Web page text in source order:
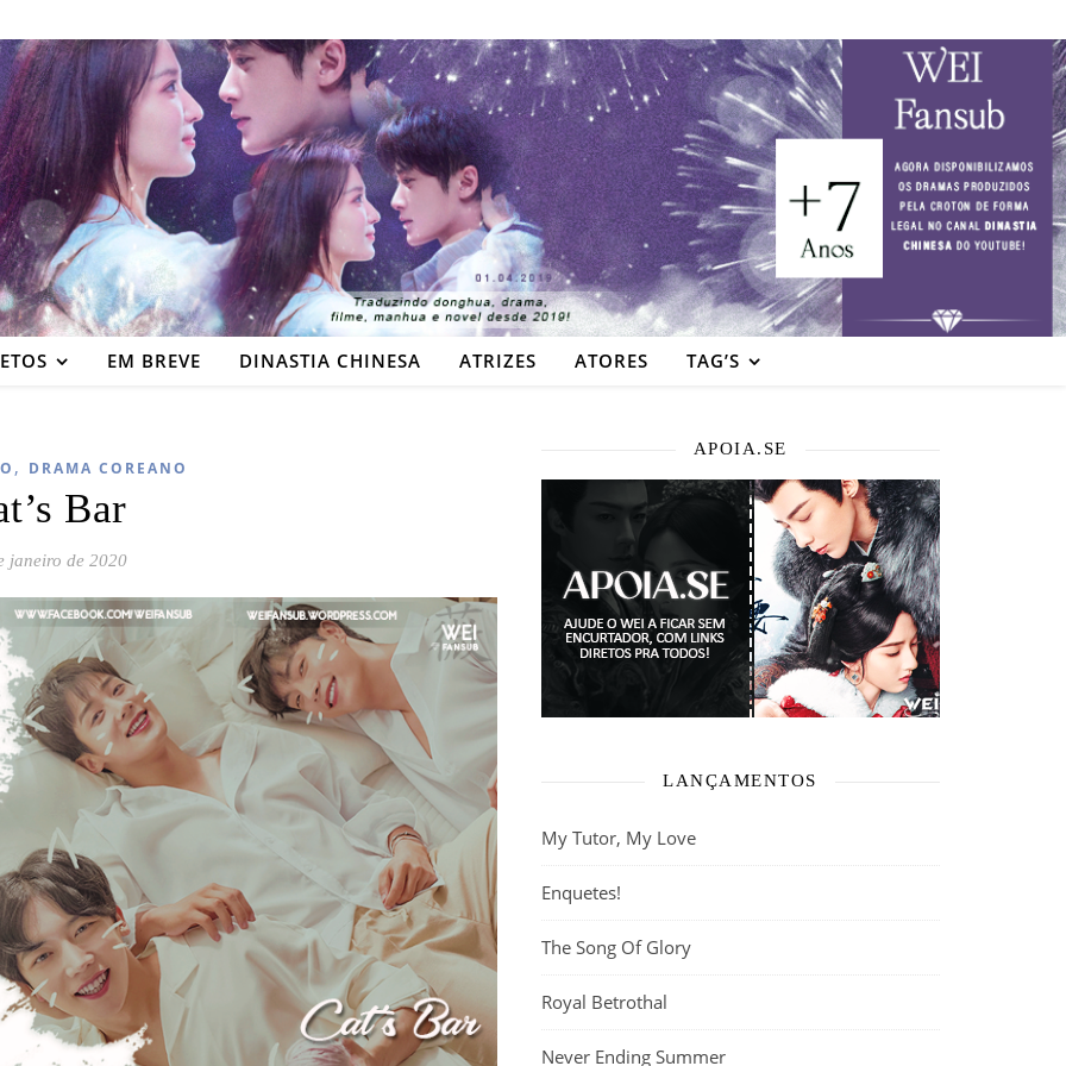
EM BREVE DINASTIA CHINESA ATRIZES ATORES TAG’S
, DRAMA COREANO
Bar
janeiro de 2020
APOIA.SE
LANÇAMENTOS
My Tutor, My Love
Enquetes!
The Song Of Glory
Royal Betrothal
Never Ending Summer